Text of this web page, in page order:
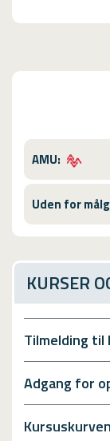
AMU:
Uden for
KURSER
Tilmelding til
Adgang for
Kursuskurven